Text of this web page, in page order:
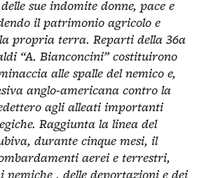
sue indomite donne, pace e
il patrimonio agricolo e
propria terra. Reparti della 36a
“A. Bianconcini” costituirono
alle spalle del nemico e,
anglo-americana contro la
agli alleati importanti
Raggiunta la linea del
durante cinque mesi, il
aerei e terrestri,
nemiche , delle deportazioni e dei